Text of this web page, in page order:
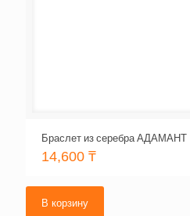
Браслет из серебра АДАМАНТ
14,600 ₸
В корзину